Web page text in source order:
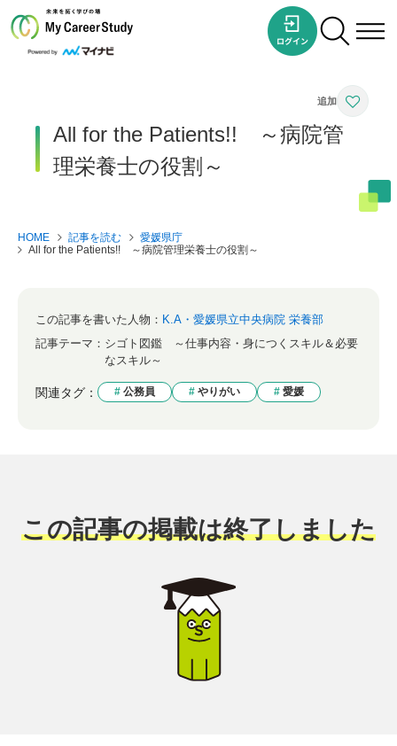
All for the Patients!! ～病院管
理栄養士の役割～
HOME 記事を読む
愛媛県庁
All for the Patients!! ～病院管理栄養士の役割～
この記事を書いた人物： K.A・愛媛県立中央病院 栄養部
記事テーマ： シゴト図鑑 ～仕事内容・身につくスキル＆必要
なスキル～
関連タグ： 公務員 やりがい 愛媛
この記事の掲載は終了しました